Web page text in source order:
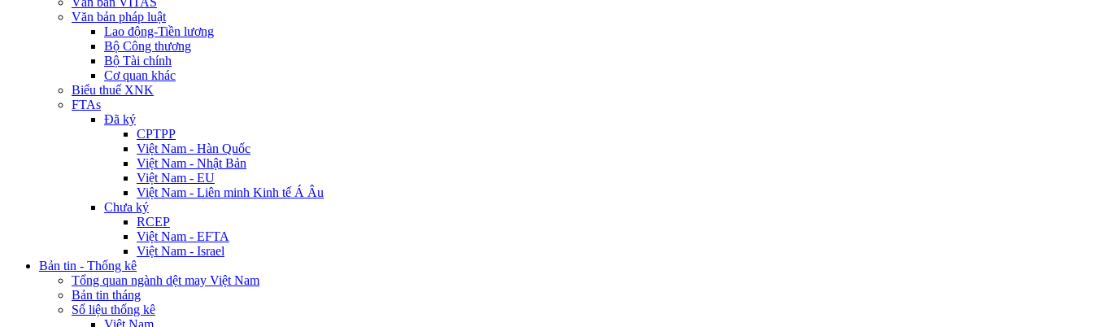
Văn bản pháp luật
Lao động-Tiền lương
Bộ Công thương
Bộ Tài chính
Cơ quan khác
Biểu thuế XNK
FTAs
Đã ký
CPTPP
Việt Nam - Hàn Quốc
Việt Nam - Nhật Bản
Việt Nam - EU
Việt Nam - Liên minh Kinh tế Á Âu
Chưa ký
RCEP
Việt Nam - EFTA
Việt Nam - Israel
Bản tin - Thống kê
Tổng quan ngành dệt may Việt Nam
Bản tin tháng
Số liệu thống kê
Việt Nam